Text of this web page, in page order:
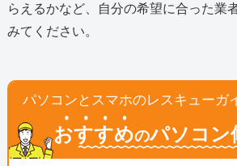
らえるかなど、自分の希望に合った業
みてください。
パソコンとスマホのレスキューガ
おすすめのパソコン